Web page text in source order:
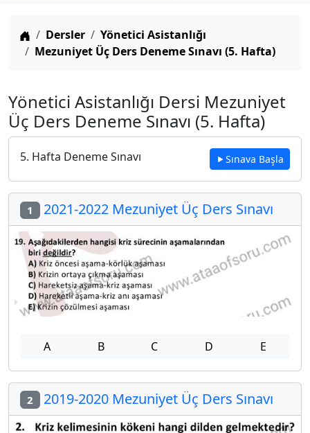
Anasayfa
Dersler
Yönetici Asistanlığı
Mezuniyet Üç Ders Deneme Sınavı (5. Hafta)
Yönetici Asistanlığı Dersi Mezuniyet
Üç Ders Deneme Sınavı (5. Hafta)
5. Hafta Deneme Sınavı Sınava Başla
1 2021-2022 Mezuniyet Üç Ders Sınavı
A B C D E
2 2019-2020 Mezuniyet Üç Ders Sınavı